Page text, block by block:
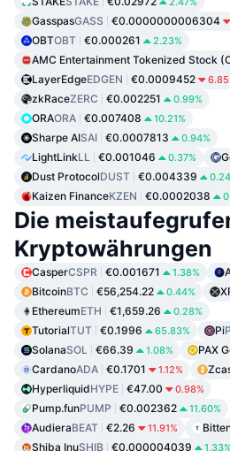
GasspasGASS €0.0000000006304
OBTOBT €0.000261 2.23%
AMC Entertainment Tokenized Stock
LayerEdgeEDGEN €0.0009452
zkRaceZERC €0.002251 0.99%
ORAORA €0.007408 10.21%
Sharpe AISAI €0.0007813 0.94%
LightLinkLL €0.001046 0.37%
Dust ProtocolDUST €0.004339
Kaizen FinanceKZEN €0.0002038
Die
Kryptowährungen
CasperCSPR €0.001671 1.38%
BitcoinBTC €56,254.22 0.44%
EthereumETH €1,659.26 0.28%
TutorialTUT €0.1996 65.83% Pi
SolanaSOL €66.39 1.08% PAX
CardanoADA €0.1701 1.12%
HyperliquidHYPE €47.00 0.98%
Pump.funPUMP €0.002362 11.60%
AudieraBEAT €2.26 11.91%
Shiba InuSHIB €0.000004039